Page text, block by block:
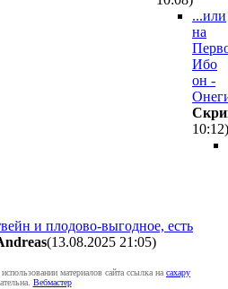
...или
на
Ибо
он -
10:12)
и плодово-выгодное, есть
(13.08.2025 21:05)
материалов сайта ссылка на caxapу
Вебмастер